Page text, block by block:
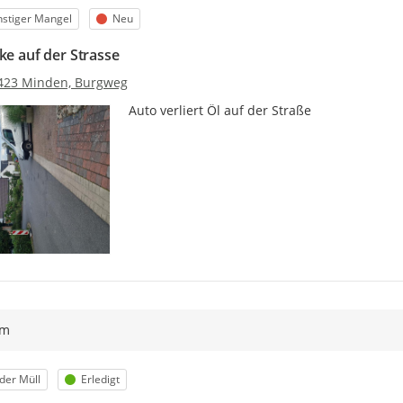
Mangel Status
Neu
auf der Strasse
Minden, Burgweg
Auto verliert Öl auf der Straße
Müll Status
Erledigt